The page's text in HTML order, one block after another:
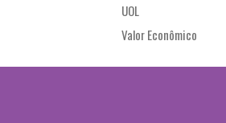
UOL
Valor Econômico